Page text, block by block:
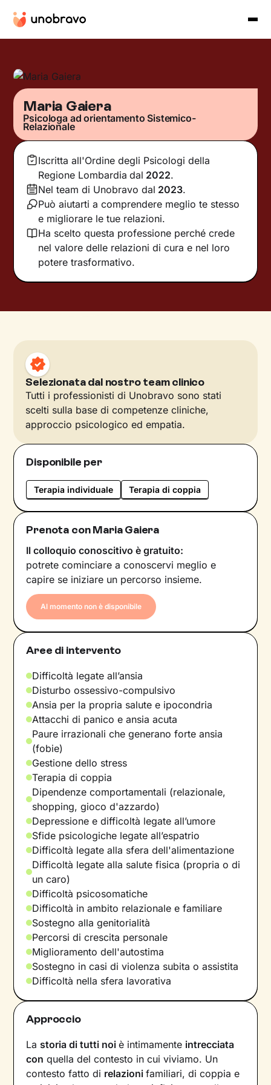
Maria Gaiera
Psicologa ad orientamento Sistemico-
Relazionale
Iscritta all'Ordine degli Psicologi della
Regione Lombardia dal 2022.
Nel team di Unobravo dal 2023.
Può aiutarti a comprendere meglio te stesso
e migliorare le tue relazioni.
Ha scelto questa professione perché crede
nel valore delle relazioni di cura e nel loro
potere trasformativo.
Selezionata dal nostro team clinico
Tutti i professionisti di Unobravo sono stati
scelti sulla base di competenze cliniche,
approccio psicologico ed empatia.
Disponibile per
Terapia individuale Terapia di coppia
Prenota con Maria Gaiera
Il colloquio conoscitivo è gratuito:
potrete cominciare a conoscervi meglio e
capire se iniziare un percorso insieme.
Al momento non è disponibile
Aree di intervento
Difficoltà legate all’ansia
Disturbo ossessivo-compulsivo
Ansia per la propria salute e ipocondria
Attacchi di panico e ansia acuta
Paure irrazionali che generano forte ansia
(fobie)
Gestione dello stress
Terapia di coppia
Dipendenze comportamentali (relazionale,
shopping, gioco d'azzardo)
Depressione e difficoltà legate all’umore
Sfide psicologiche legate all’espatrio
Difficoltà legate alla sfera dell'alimentazione
Difficoltà legate alla salute fisica (propria o di
un caro)
Difficoltà psicosomatiche
Difficoltà in ambito relazionale e familiare
Sostegno alla genitorialità
Percorsi di crescita personale
Miglioramento dell'autostima
Sostegno in casi di violenza subita o assistita
Difficoltà nella sfera lavorativa
Approccio
La storia di tutti noiè intimamente intrecciata
con quella del contesto in cui viviamo. Un
contesto fatto di relazionifamiliari, di coppia e